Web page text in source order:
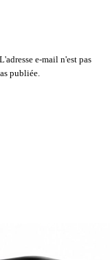
L'adresse e-mail n'est pas
publiée.